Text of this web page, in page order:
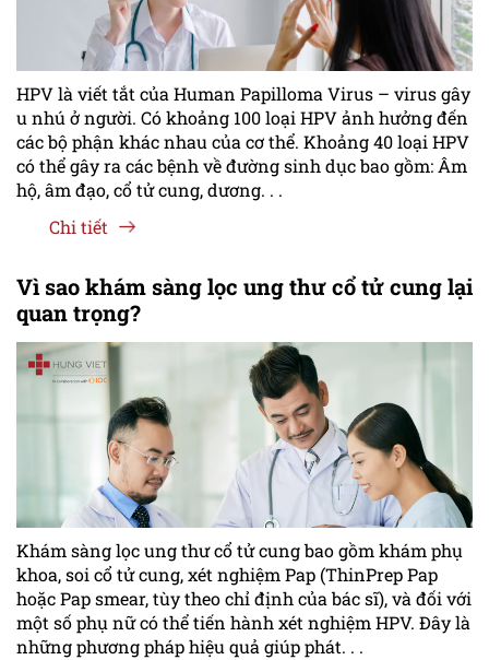
HPV là viết tắt của Human Papilloma Virus – virus gây
u nhú ở người. Có khoảng 100 loại HPV ảnh hưởng đến
các bộ phận khác nhau của cơ thể. Khoảng 40 loại HPV
có thể gây ra các bệnh về đường sinh dục bao gồm: Âm
hộ, âm đạo, cổ tử cung, dương. . .
Chi tiết
Vì sao khám sàng lọc ung thư cổ tử cung lại
quan trọng?
Khám sàng lọc ung thư cổ tử cung bao gồm khám phụ
khoa, soi cổ tử cung, xét nghiệm Pap (ThinPrep Pap
hoặc Pap smear, tùy theo chỉ định của bác sĩ), và đối với
một số phụ nữ có thể tiến hành xét nghiệm HPV. Đây là
những phương pháp hiệu quả giúp phát. . .